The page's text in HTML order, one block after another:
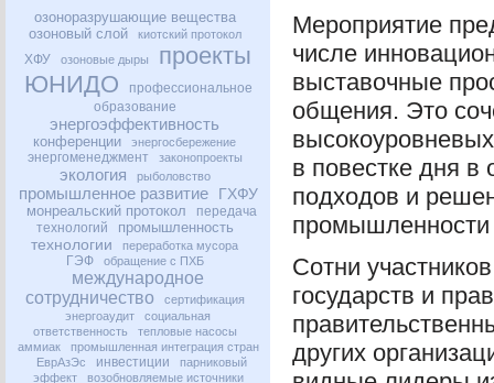
озоноразрушающие вещества
озоновый слой
киотский протокол
ХФУ озоновые дыры
проекты
ЮНИДО
профессиональное
образование
энергоэффективность
конференции энергосбережение
энергоменеджмент законопроекты
экология рыболовство
промышленное развитие ГХФУ
монреальский протокол
передача
технологий
промышленность
технологии переработка мусора
ГЭФ обращение с ПХБ
международное
сотрудничество
сертификация
энергоаудит
социальная
ответственность
тепловые насосы
аммиак
промышленная интеграция стран
ЕврАзЭс
инвестиции
парниковый
эффект
возобновляемые источники
Мероприятие
числе
выставочные
общения. Это
в повестке дня в
подходов и
промышленности
Сотни
государств и
других